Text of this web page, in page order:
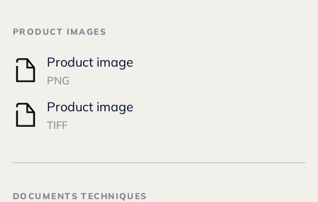
PRODUCT IMAGES
Product image
PNG
Product image
TIFF
DOCUMENTS TECHNIQUES